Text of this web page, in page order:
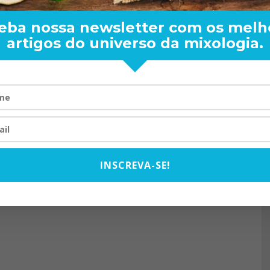
RAND BARTENDER: DE
VISTA PARA O MUNDO
nossa newsletter com os
artigos do universo da mixologia.
INSCREVA-SE!